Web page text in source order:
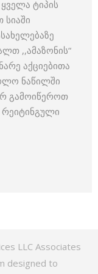
ტიპის
,,ამაზონის“
აქციებითა
ნაწილში
გამოიწეროთ
LLC Associates
designed to